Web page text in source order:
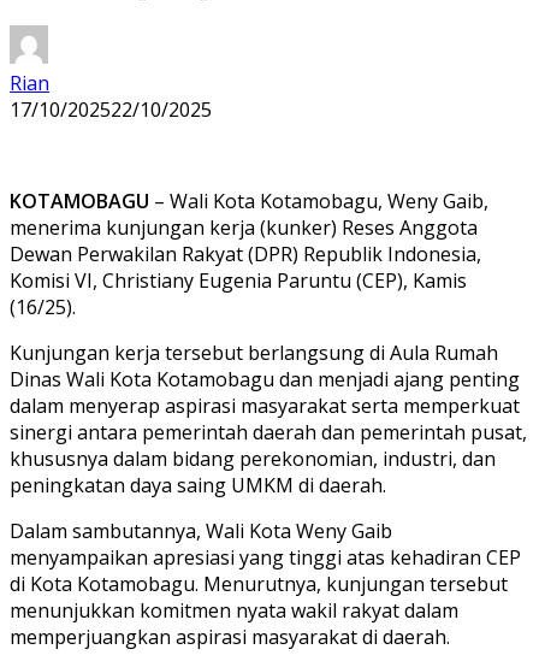
Rian
17/10/202522/10/2025
KOTAMOBAGU – Wali Kota Kotamobagu, Weny Gaib,
menerima kunjungan kerja (kunker) Reses Anggota
Dewan Perwakilan Rakyat (DPR) Republik Indonesia,
Komisi VI, Christiany Eugenia Paruntu (CEP), Kamis
(16/25).
Kunjungan kerja tersebut berlangsung di Aula Rumah
Dinas Wali Kota Kotamobagu dan menjadi ajang penting
dalam menyerap aspirasi masyarakat serta memperkuat
sinergi antara pemerintah daerah dan pemerintah pusat,
khususnya dalam bidang perekonomian, industri, dan
peningkatan daya saing UMKM di daerah.
Dalam sambutannya, Wali Kota Weny Gaib
menyampaikan apresiasi yang tinggi atas kehadiran CEP
di Kota Kotamobagu. Menurutnya, kunjungan tersebut
menunjukkan komitmen nyata wakil rakyat dalam
memperjuangkan aspirasi masyarakat di daerah.